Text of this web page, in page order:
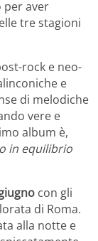
per aver
tre stagioni
rock e neo-
e
di melodiche
vere e
album è,
in equilibrio
con gli
di Roma.
alla notte e